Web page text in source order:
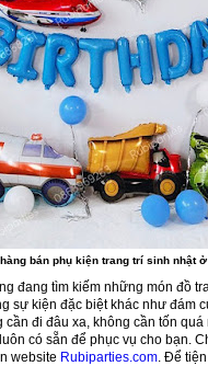
bán phụ kiện trang trí sinh nhật ở
đang tìm kiếm những món đồ
sự kiện đặc biệt khác như đám
cần đi đâu xa, không cần tốn
có sẵn để phục vụ cho bạn.
website Rubiparties.com. Để